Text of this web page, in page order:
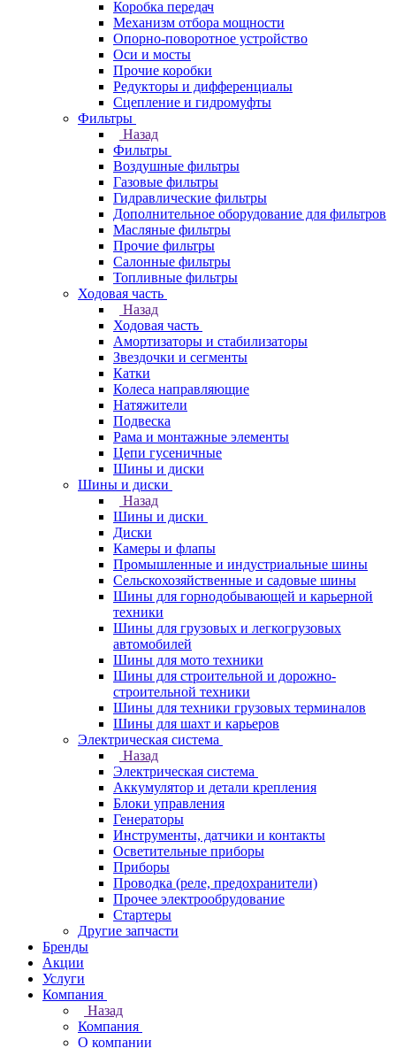
Коробка передач
Механизм отбора мощности
Опорно-поворотное устройство
Оси и мосты
Прочие коробки
Редукторы и дифференциалы
Сцепление и гидромуфты
Фильтры
Назад
Фильтры
Воздушные фильтры
Газовые фильтры
Гидравлические фильтры
Дополнительное оборудование для фильтров
Масляные фильтры
Прочие фильтры
Салонные фильтры
Топливные фильтры
Ходовая часть
Назад
Ходовая часть
Амортизаторы и стабилизаторы
Звездочки и сегменты
Катки
Колеса направляющие
Натяжители
Подвеска
Рама и монтажные элементы
Цепи гусеничные
Шины и диски
Шины и диски
Назад
Шины и диски
Диски
Камеры и флапы
Промышленные и индустриальные шины
Сельскохозяйственные и садовые шины
Шины для горнодобывающей и карьерной
техники
Шины для грузовых и легкогрузовых
автомобилей
Шины для мото техники
Шины для строительной и дорожно-
строительной техники
Шины для техники грузовых терминалов
Шины для шахт и карьеров
Электрическая система
Назад
Электрическая система
Аккумулятор и детали крепления
Блоки управления
Генераторы
Инструменты, датчики и контакты
Осветительные приборы
Приборы
Проводка (реле, предохранители)
Прочее электрообрудование
Стартеры
Другие запчасти
Бренды
Акции
Услуги
Компания
Назад
Компания
О компании